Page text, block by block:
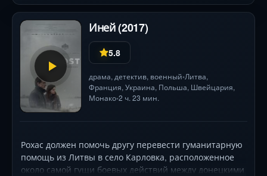
Иней (2017)
5.8
драма, детектив, военный•Литва,
Франция, Украина, Польша, Швейцария,
Монако•2 ч. 23 мин.
Рохас должен помочь другу перевести гуманитарную
помощь из Литвы в село Карловка, расположенное
около самой гущи боевых действий между донецкими